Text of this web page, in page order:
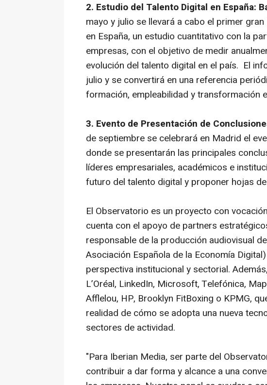
2. Estudio del Talento Digital en España:
mayo y julio se llevará a cabo el primer
en España, un estudio cuantitativo con la
empresas, con el objetivo de medir
evolución del talento digital en el país. El
julio y se convertirá en una referencia
formación, empleabilidad y transformación
3. Evento de Presentación de
de septiembre se celebrará en Madrid el
donde se presentarán las principales
líderes empresariales, académicos e
futuro del talento digital y proponer hojas
El Observatorio es un proyecto con
cuenta con el apoyo de partners
responsable de la producción audiovisual
Asociación Española de la Economía
perspectiva institucional y sectorial.
L’Oréal, LinkedIn, Microsoft, Telefónica,
Afflelou, HP, Brooklyn FitBoxing o KPMG,
realidad de cómo se adopta una nueva
sectores de actividad.
"Para Iberian Media, ser parte del
contribuir a dar forma y alcance a una